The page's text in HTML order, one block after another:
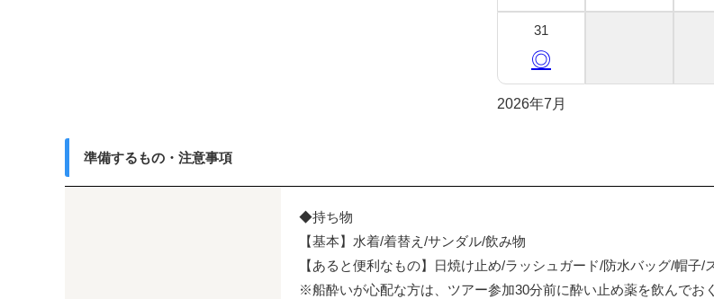
31
◎
2026年7月
準備するもの・注意事項
◆持ち物
【基本】水着/着替え/サンダル/飲み物
【あると便利なもの】日焼け止め/ラッシュガード/防水バッグ/帽子/
※船酔いが心配な方は、ツアー参加30分前に酔い止め薬を飲んでお